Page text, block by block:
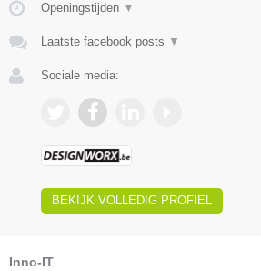
Openingstijden ▼
Laatste facebook posts ▼
Sociale media:
BEKIJK VOLLEDIG PROFIEL
Inno-IT